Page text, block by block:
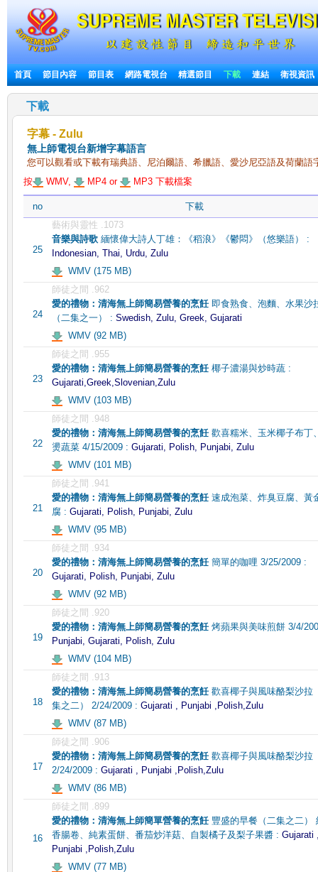
首頁 節目內容 節目表 網路電視台 精選節目 下載 連結 衛視資訊
下載
字幕 - Zulu
無上師電視台新增字幕語言
您可以觀看或下載有瑞典語、尼泊爾語、希臘語、愛沙尼亞語及荷蘭語
按
WMV, MP4 or MP3 下載檔案
no 下載
25
藝術與靈性 .1073
音樂與詩歌 緬懷偉大詩人丁雄：《稻浪》《鬱悶》（悠樂語） :
Indonesian, Thai, Urdu, Zulu
WMV (175 MB)
24
師徒之間 .962
愛的禮物：清海無上師簡易營養的烹飪即食熟食、泡麵、水果沙
（二集之一） : Swedish, Zulu, Greek, Gujarati
WMV (92 MB)
23
師徒之間 .955
愛的禮物：清海無上師簡易營養的烹飪椰子濃湯與炒時蔬 :
Gujarati,Greek,Slovenian,Zulu
WMV (103 MB)
22
師徒之間 .948
愛的禮物：清海無上師簡易營養的烹飪歡喜糯米、玉米椰子布丁
燙蔬菜 4/15/2009 : Gujarati, Polish, Punjabi, Zulu
WMV (101 MB)
21
師徒之間 .941
愛的禮物：清海無上師簡易營養的烹飪速成泡菜、炸臭豆腐、黃
腐 : Gujarati, Polish, Punjabi, Zulu
WMV (95 MB)
20
師徒之間 .934
愛的禮物：清海無上師簡易營養的烹飪簡單的咖哩 3/25/2009 :
Gujarati, Polish, Punjabi, Zulu
WMV (92 MB)
19
師徒之間 .920
愛的禮物：清海無上師簡易營養的烹飪烤蘋果與美味煎餅 3/4/
Punjabi, Gujarati, Polish, Zulu
WMV (104 MB)
18
師徒之間 .913
愛的禮物：清海無上師簡易營養的烹飪歡喜椰子與風味酪梨沙拉
集之二） 2/24/2009 : Gujarati , Punjabi ,Polish,Zulu
WMV (87 MB)
17
師徒之間 .906
愛的禮物：清海無上師簡易營養的烹飪歡喜椰子與風味酪梨沙拉
2/24/2009 : Gujarati , Punjabi ,Polish,Zulu
WMV (86 MB)
16
師徒之間 .899
愛的禮物：清海無上師簡單營養的烹飪豐盛的早餐（二集之二）
香腸卷、純素蛋餅、番茄炒洋菇、自製橘子及梨子果醬 : Gujarati
Punjabi ,Polish,Zulu
WMV (77 MB)